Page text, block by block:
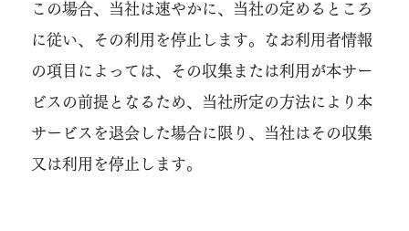
この場合、当社は速やかに、当社の定めるところ
に従い、その利用を停止します。なお利用者情報
の項目によっては、その収集または利用が本サー
ビスの前提となるため、当社所定の方法により本
サービスを退会した場合に限り、当社はその収集
又は利用を停止します。